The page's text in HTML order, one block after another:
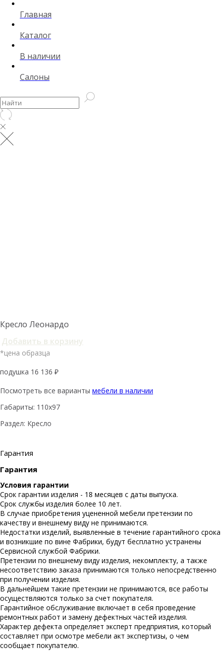
Главная
Каталог
В наличии
Салоны
Кресло Леонардо
Добавить в корзину
*цена образца
подушка 16 136 ₽
Посмотреть все варианты мебели в наличии
Габариты: 110х97
Раздел: Кресло
Гарантия
Гарантия
Условия гарантии
Срок гарантии изделия - 18 месяцев с даты выпуска.
Срок службы изделия более 10 лет.
В случае приобретения уцененной мебели претензии по
качеству и внешнему виду не принимаются.
Недостатки изделий, выявленные в течение гарантийного срока
и возникшие по вине Фабрики, будут бесплатно устранены
Сервисной службой Фабрики.
Претензии по внешнему виду изделия, некомплекту, а также
несоответствию заказа принимаются только непосредственно
при получении изделия.
В дальнейшем такие претензии не принимаются, все работы
осуществляются только за счет покупателя.
Гарантийное обслуживание включает в себя проведение
ремонтных работ и замену дефектных частей изделия.
Характер дефекта определяет эксперт предприятия, который
составляет при осмотре мебели акт экспертизы, о чем
сообщает покупателю.